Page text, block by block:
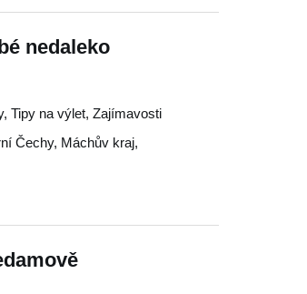
nedaleko
Tipy na výlet, Zajímavosti
Čechy, Máchův kraj,